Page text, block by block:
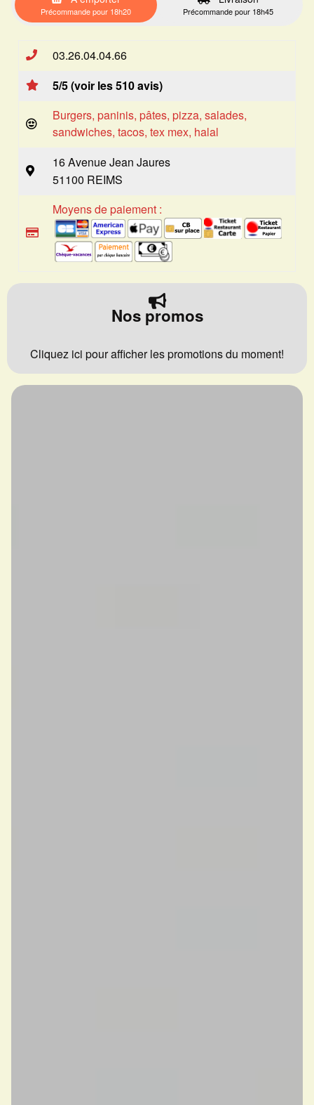
Précommande pour 18h20 Précommande pour 18h45
03.26.04.04.66
5/5 (voir les 510 avis)
Burgers, paninis, pâtes, pizza, salades,
sandwiches, tacos, tex mex, halal
16 Avenue Jean Jaures
51100 REIMS
Moyens de paiement :
Nos promos
Cliquez ici pour afficher les promotions du moment!